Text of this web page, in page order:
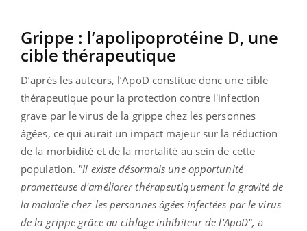
Grippe : l’apolipoprotéine D, une
cible thérapeutique
D’après les auteurs, l’ApoD constitue donc une cible
thérapeutique pour la protection contre l'infection
grave par le virus de la grippe chez les personnes
âgées, ce qui aurait un impact majeur sur la réduction
de la morbidité et de la mortalité au sein de cette
population. "Il existe désormais une opportunité
prometteuse d'améliorer thérapeutiquement la gravité de
la maladie chez les personnes âgées infectées par le virus
de la grippe grâce au ciblage inhibiteur de l'ApoD", a